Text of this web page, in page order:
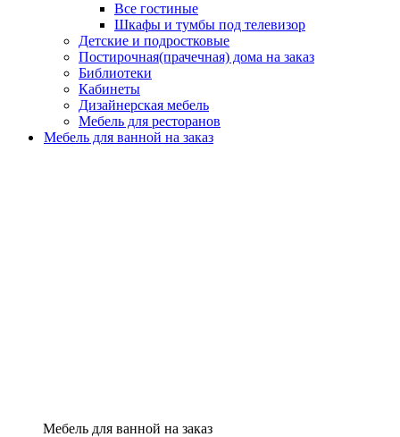
Все гостиные
Шкафы и тумбы под телевизор
Детские и подростковые
Постирочная(прачечная) дома на заказ
Библиотеки
Кабинеты
Дизайнерская мебель
Мебель для ресторанов
Мебель для ванной на заказ
Мебель для ванной на заказ